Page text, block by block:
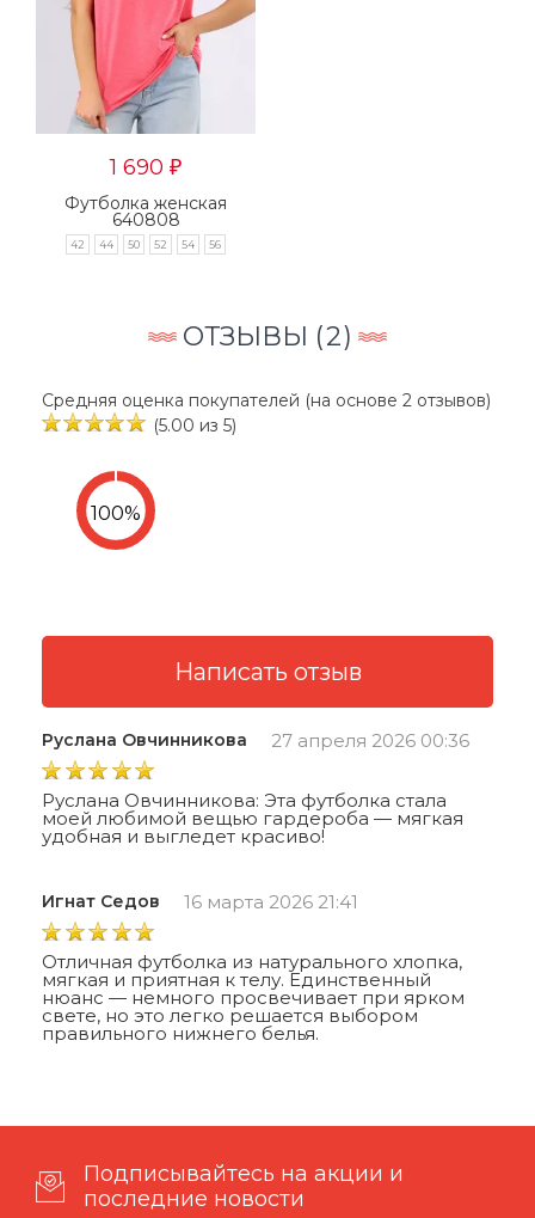
1 690 ₽
Футболка женская
640808
42 44 50 52 54 56
ОТЗЫВЫ (2)
Средняя оценка покупателей (на основе 2 отзывов)
(5.00 из 5)
Руслана Овчинникова 27 апреля 2026 00:36
Руслана Овчинникова: Эта футболка стала
моей любимой вещью гардероба — мягкая
удобная и выгледет красиво!
Игнат Седов 16 марта 2026 21:41
Отличная футболка из натурального хлопка,
мягкая и приятная к телу. Единственный
нюанс — немного просвечивает при ярком
свете, но это легко решается выбором
правильного нижнего белья.
Подписывайтесь на акции и
последние новости